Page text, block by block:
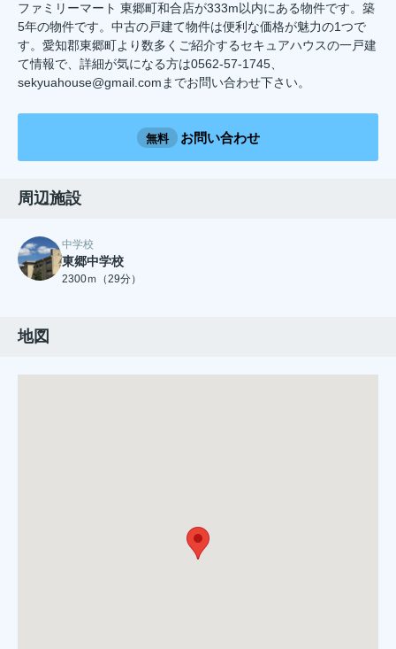
ファミリーマート 東郷町和合店が333m以内にある物件です。築
5年の物件です。中古の戸建て物件は便利な価格が魅力の1つで
す。愛知郡東郷町より数多くご紹介するセキュアハウスの一戸建
て情報で、詳細が気になる方は0562-57-1745、
sekyuahouse@gmail.comまでお問い合わせ下さい。
無料 お問い合わせ
周辺施設
中学校
東郷中学校
2300ｍ（29分）
地図